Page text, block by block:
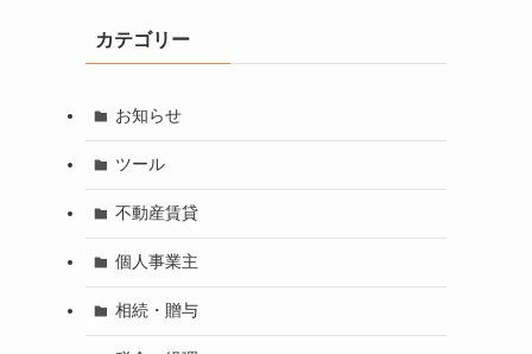
カテゴリー
お知らせ
ツール
不動産賃貸
個人事業主
相続・贈与